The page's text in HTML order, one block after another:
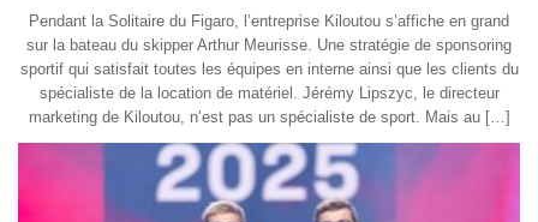
Pendant la Solitaire du Figaro, l’entreprise Kiloutou s’affiche en grand
sur la bateau du skipper Arthur Meurisse. Une stratégie de sponsoring
sportif qui satisfait toutes les équipes en interne ainsi que les clients du
spécialiste de la location de matériel. Jérémy Lipszyc, le directeur
marketing de Kiloutou, n’est pas un spécialiste de sport. Mais au […]